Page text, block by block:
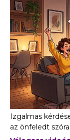
Izgalmas
az önfeledt